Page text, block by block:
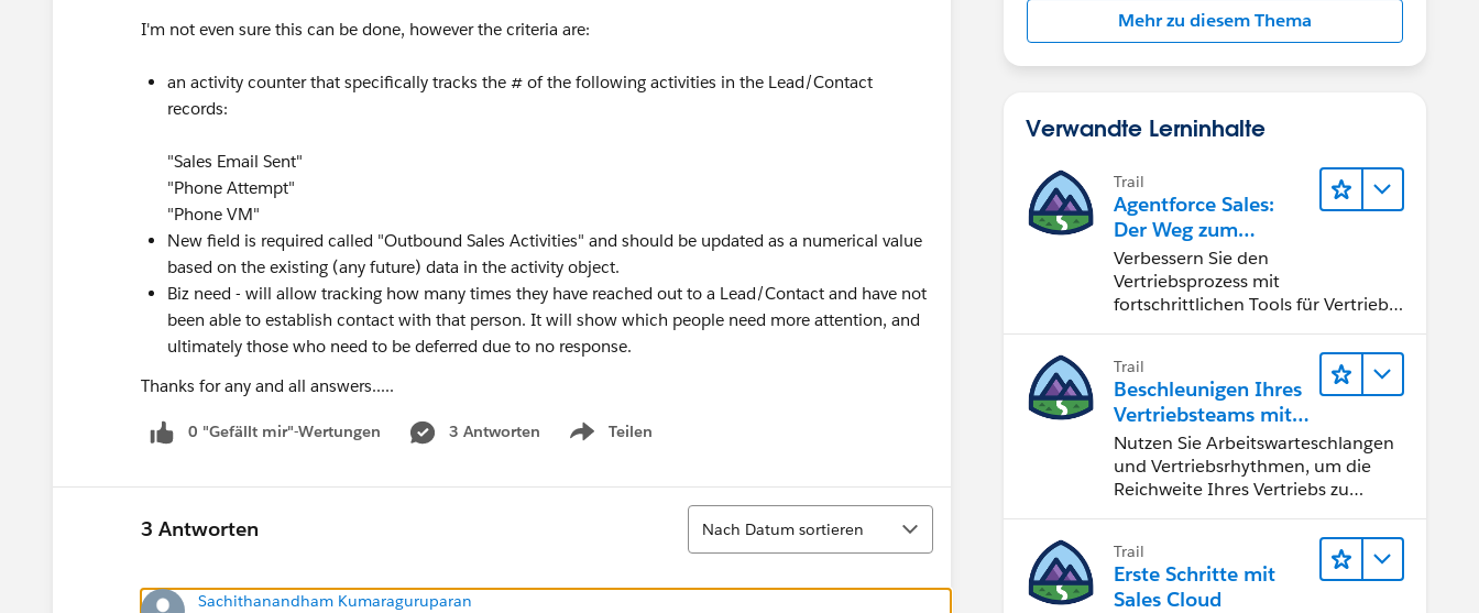
I'm not even sure this can be done, however the criteria are:
an activity counter that specifically tracks the # of the following activities in the Lead/Contact
records:
"Sales Email Sent"
"Phone Attempt"
"Phone VM"
New field is required called "Outbound Sales Activities" and should be updated as a numerical value
based on the existing (any future) data in the activity object.
Biz need - will allow tracking how many times they have reached out to a Lead/Contact and have not
been able to establish contact with that person. It will show which people need more attention, and
ultimately those who need to be deferred due to no response.
Thanks for any and all answers.....
0 "Gefällt mir"-Wertungen 3 Antworten Teilen
Show menu
3 Antworten
Sortieren
Nach Datum sortieren
Sachithanandham Kumaraguruparan
Mehr zu diesem Thema
Verwandte Lerninhalte
Trail
Agentforce Sales:
Der Weg zum
Vertriebsspezialisten
Verbessern Sie den
Vertriebsprozess mit
fortschrittlichen Tools für Vertrieb
Implementieren Sie strategische
Vertriebsprogramme und schließen
Sie den Lead-zu-Cash-Zyklus
erfolgreich ab.
Trail
Beschleunigen Ihres
Vertriebsteams mit
Sales Engagement
Nutzen Sie Arbeitswarteschlangen
und Vertriebsrhythmen, um die
Reichweite Ihres Vertriebs zu
Trail
Erste Schritte mit
Sales Cloud